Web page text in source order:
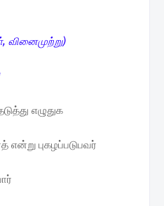
வினைமுற்று)
எழுதுக
புகழப்படுபவர்